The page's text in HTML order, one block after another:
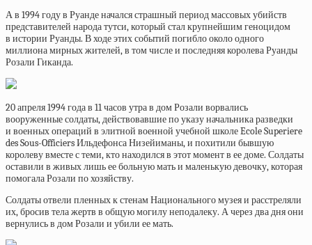
А в 1994 году в Руанде начался страшный период массовых убийств
представителей народа тутси, который стал крупнейшим геноцидом
в истории Руанды. В ходе этих событий погибло около одного
миллиона мирных жителей, в том числе и последняя королева Руанды
Розали Гиканда.
20 апреля 1994 года в 11 часов утра в дом Розали ворвались
вооруженные солдаты, действовавшие по указу начальника разведки
и военных операций в элитной военной учебной школе Ecole Superiere
des Sous-Officiers Ильдефонса Низейиманы, и похитили бывшую
королеву вместе с теми, кто находился в этот момент в ее доме. Солдаты
оставили в живых лишь ее больную мать и маленькую девочку, которая
помогала Розали по хозяйству.
Солдаты отвели пленных к стенам Национального музея и расстреляли
их, бросив тела жертв в общую могилу неподалеку. А через два дня они
вернулись в дом Розали и убили ее мать.